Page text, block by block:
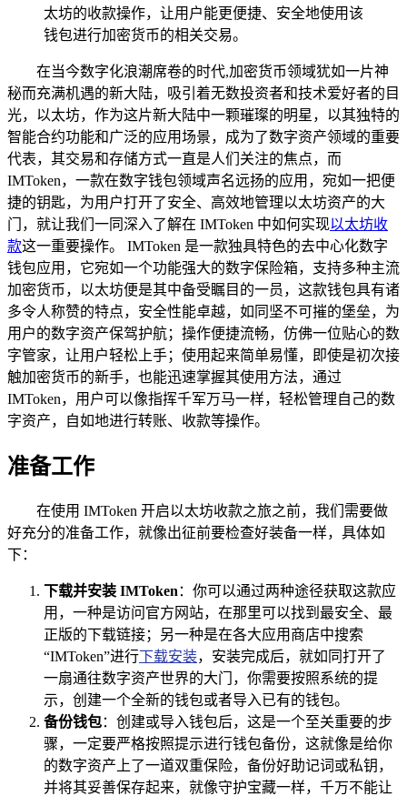
太坊的收款操作，让用户能更便捷、安全地使用该
钱包进行加密货币的相关交易。
在当今数字化浪潮席卷的时代,加密货币领域犹如一片神
秘而充满机遇的新大陆，吸引着无数投资者和技术爱好者的目
光，以太坊，作为这片新大陆中一颗璀璨的明星，以其独特的
智能合约功能和广泛的应用场景，成为了数字资产领域的重要
代表，其交易和存储方式一直是人们关注的焦点，而
IMToken，一款在数字钱包领域声名远扬的应用，宛如一把便
捷的钥匙，为用户打开了安全、高效地管理以太坊资产的大
门，就让我们一同深入了解在 IMToken 中如何实现以太坊收
款这一重要操作。 IMToken 是一款独具特色的去中心化数字
钱包应用，它宛如一个功能强大的数字保险箱，支持多种主流
加密货币，以太坊便是其中备受瞩目的一员，这款钱包具有诸
多令人称赞的特点，安全性能卓越，如同坚不可摧的堡垒，为
用户的数字资产保驾护航；操作便捷流畅，仿佛一位贴心的数
字管家，让用户轻松上手；使用起来简单易懂，即使是初次接
触加密货币的新手，也能迅速掌握其使用方法，通过
IMToken，用户可以像指挥千军万马一样，轻松管理自己的数
字资产，自如地进行转账、收款等操作。
准备工作
在使用 IMToken 开启以太坊收款之旅之前，我们需要做
好充分的准备工作，就像出征前要检查好装备一样，具体如
下：
下载并安装 IMToken ：你可以通过两种途径获取这款应
用，一种是访问官方网站，在那里可以找到最安全、最
正版的下载链接；另一种是在各大应用商店中搜索
“IMToken”进行下载安装，安装完成后，就如同打开了
一扇通往数字资产世界的大门，你需要按照系统的提
示，创建一个全新的钱包或者导入已有的钱包。
备份钱包：创建或导入钱包后，这是一个至关重要的步
骤，一定要严格按照提示进行钱包备份，这就像是给你
的数字资产上了一道双重保险，备份好助记词或私钥，
并将其妥善保存起来，就像守护宝藏一样，千万不能让